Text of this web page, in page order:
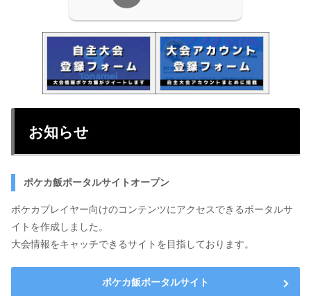
お知らせ
ポケカ飯ポータルサイトオープン
ポケカプレイヤー向けのコンテンツにアクセスできるポータルサ
イトを作成しました。
大会情報をキャッチできるサイトを目指しております。
ポケカ飯ポータルサイト